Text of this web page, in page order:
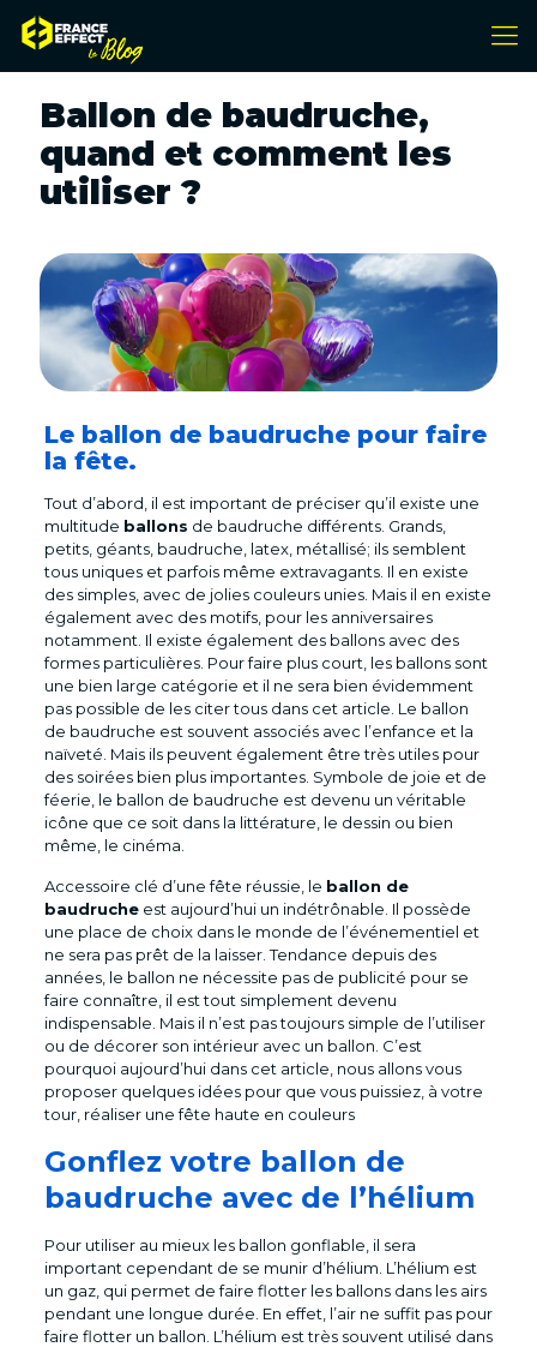
Ballon de baudruche,
quand et comment les
utiliser ?
Le ballon de baudruche pour faire
la fête.
Tout d’abord, il est important de préciser qu’il existe une
multitude ballons de baudruche différents. Grands,
petits, géants, baudruche, latex, métallisé; ils semblent
tous uniques et parfois même extravagants. Il en existe
des simples, avec de jolies couleurs unies. Mais il en existe
également avec des motifs, pour les anniversaires
notamment. Il existe également des ballons avec des
formes particulières. Pour faire plus court, les ballons sont
une bien large catégorie et il ne sera bien évidemment
pas possible de les citer tous dans cet article. Le ballon
de baudruche est souvent associés avec l’enfance et la
naïveté. Mais ils peuvent également être très utiles pour
des soirées bien plus importantes. Symbole de joie et de
féerie, le ballon de baudruche est devenu un véritable
icône que ce soit dans la littérature, le dessin ou bien
même, le cinéma.
Accessoire clé d’une fête réussie, le ballon de
baudrucheest aujourd’hui un indétrônable. Il possède
une place de choix dans le monde de l’événementiel et
ne sera pas prêt de la laisser. Tendance depuis des
années, le ballon ne nécessite pas de publicité pour se
faire connaître, il est tout simplement devenu
indispensable. Mais il n’est pas toujours simple de l’utiliser
ou de décorer son intérieur avec un ballon. C’est
pourquoi aujourd’hui dans cet article, nous allons vous
proposer quelques idées pour que vous puissiez, à votre
tour, réaliser une fête haute en couleurs
Gonflez votre ballon de
baudruche avec de l’hélium
Pour utiliser au mieux les ballon gonflable, il sera
important cependant de se munir d’hélium. L’hélium est
un gaz, qui permet de faire flotter les ballons dans les airs
pendant une longue durée. En effet, l’air ne suffit pas pour
faire flotter un ballon. L’hélium est très souvent utilisé dans